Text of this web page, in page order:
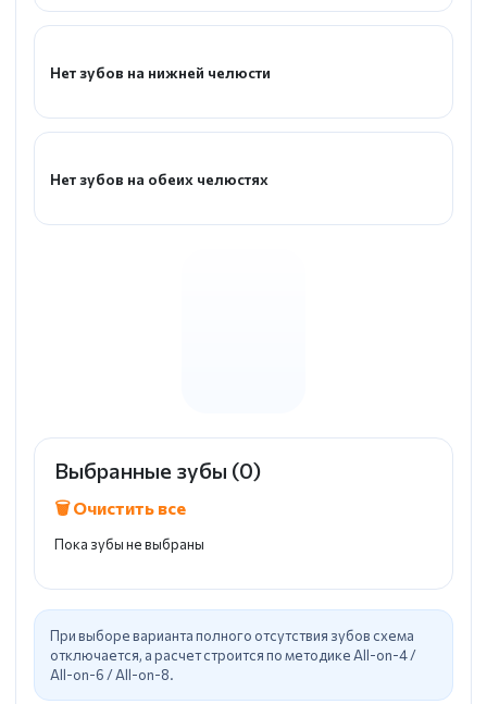
Нет зубов на нижней челюсти
Нет зубов на обеих челюстях
Выбранные зубы (0)
🗑 Очистить все
Пока зубы не выбраны
При выборе варианта полного отсутствия зубов схема
отключается, а расчет строится по методике All-on-4 /
All-on-6 / All-on-8.